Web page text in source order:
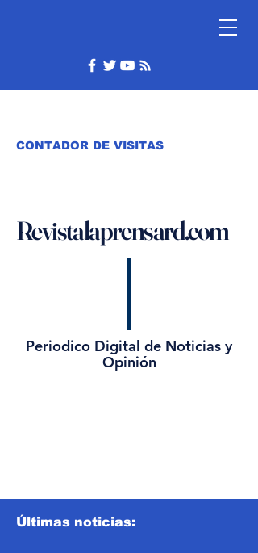
CONTADOR DE VISITAS
Revistalaprensard.com
Periodico Digital de Noticias y
Opinión
Últimas noticias: